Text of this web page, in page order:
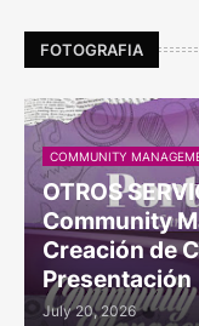
FOTOGRAFIA
COMMUNITY
OTROS
Community
Creación de
Presentación
July 20, 2026